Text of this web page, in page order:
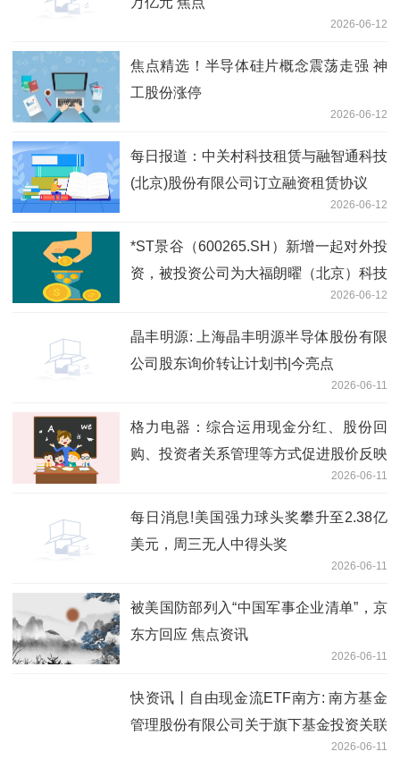
2026-06-12
焦点精选！半导体硅片概念震荡走强 神
工股份涨停
2026-06-12
每日报道：中关村科技租赁与融智通科技
(北京)股份有限公司订立融资租赁协议
2026-06-12
*ST景谷（600265.SH）新增一起对外投
资，被投资公司为大福朗曜（北京）科技
2026-06-12
晶丰明源: 上海晶丰明源半导体股份有限
公司股东询价转让计划书|今亮点
2026-06-11
格力电器：综合运用现金分红、股份回
购、投资者关系管理等方式促进股价反映
2026-06-11
每日消息!美国强力球头奖攀升至2.38亿
美元，周三无人中得头奖
2026-06-11
被美国防部列入“中国军事企业清单”，京
东方回应 焦点资讯
2026-06-11
快资讯丨自由现金流ETF南方: 南方基金
管理股份有限公司关于旗下基金投资关联
方承销可转换公司债券的关联交易公告
2026-06-11